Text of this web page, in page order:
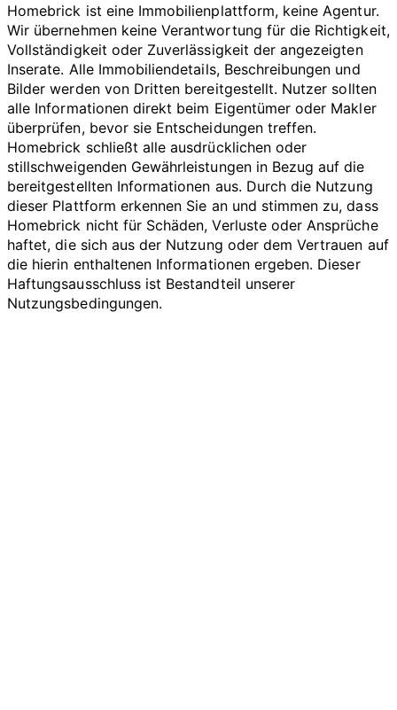
Homebrick ist eine Immobilienplattform, keine Agentur.
Wir übernehmen keine Verantwortung für die Richtigkeit,
Vollständigkeit oder Zuverlässigkeit der angezeigten
Inserate. Alle Immobiliendetails, Beschreibungen und
Bilder werden von Dritten bereitgestellt. Nutzer sollten
alle Informationen direkt beim Eigentümer oder Makler
überprüfen, bevor sie Entscheidungen treffen.
Homebrick schließt alle ausdrücklichen oder
stillschweigenden Gewährleistungen in Bezug auf die
bereitgestellten Informationen aus. Durch die Nutzung
dieser Plattform erkennen Sie an und stimmen zu, dass
Homebrick nicht für Schäden, Verluste oder Ansprüche
haftet, die sich aus der Nutzung oder dem Vertrauen auf
die hierin enthaltenen Informationen ergeben. Dieser
Haftungsausschluss ist Bestandteil unserer
Nutzungsbedingungen.